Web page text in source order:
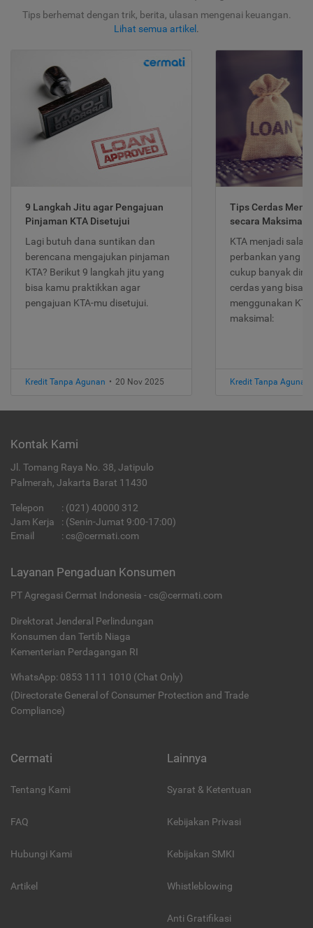
Tips berhemat dengan trik, berita, ulasan mengenai keuangan.
Lihat semua artikel .
9 Langkah Jitu agar Pengajuan
Pinjaman KTA Disetujui
Lagi butuh dana suntikan dan
berencana mengajukan pinjaman
KTA? Berikut 9 langkah jitu yang
bisa kamu praktikkan agar
pengajuan KTA-mu disetujui.
Kredit Tanpa Agunan • 20 Nov 2025
Tips Cerdas
secara Maksimal
KTA menjadi
perbankan yang
cukup banyak
cerdas yang bisa
menggunakan
maksimal:
Kredit Tanpa Agunan
Kontak Kami
Jl. Tomang Raya No. 38, Jatipulo
Palmerah, Jakarta Barat 11430
Telepon : (021) 40000 312
Jam Kerja
: (Senin-Jumat 9:00-17:00)
Email
: cs@cermati.com
Layanan Pengaduan Konsumen
PT Agregasi Cermat Indonesia - cs@cermati.com
Direktorat Jenderal Perlindungan
Konsumen dan Tertib Niaga
Kementerian Perdagangan RI
WhatsApp: 0853 1111 1010 (Chat Only)
(Directorate General of Consumer Protection and Trade
Compliance)
Cermati
Tentang Kami
FAQ
Hubungi Kami
Artikel
Lainnya
Syarat & Ketentuan
Kebijakan Privasi
Kebijakan SMKI
Whistleblowing
Anti Gratifikasi